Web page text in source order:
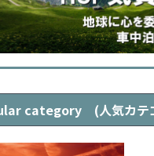
category (人気カテ